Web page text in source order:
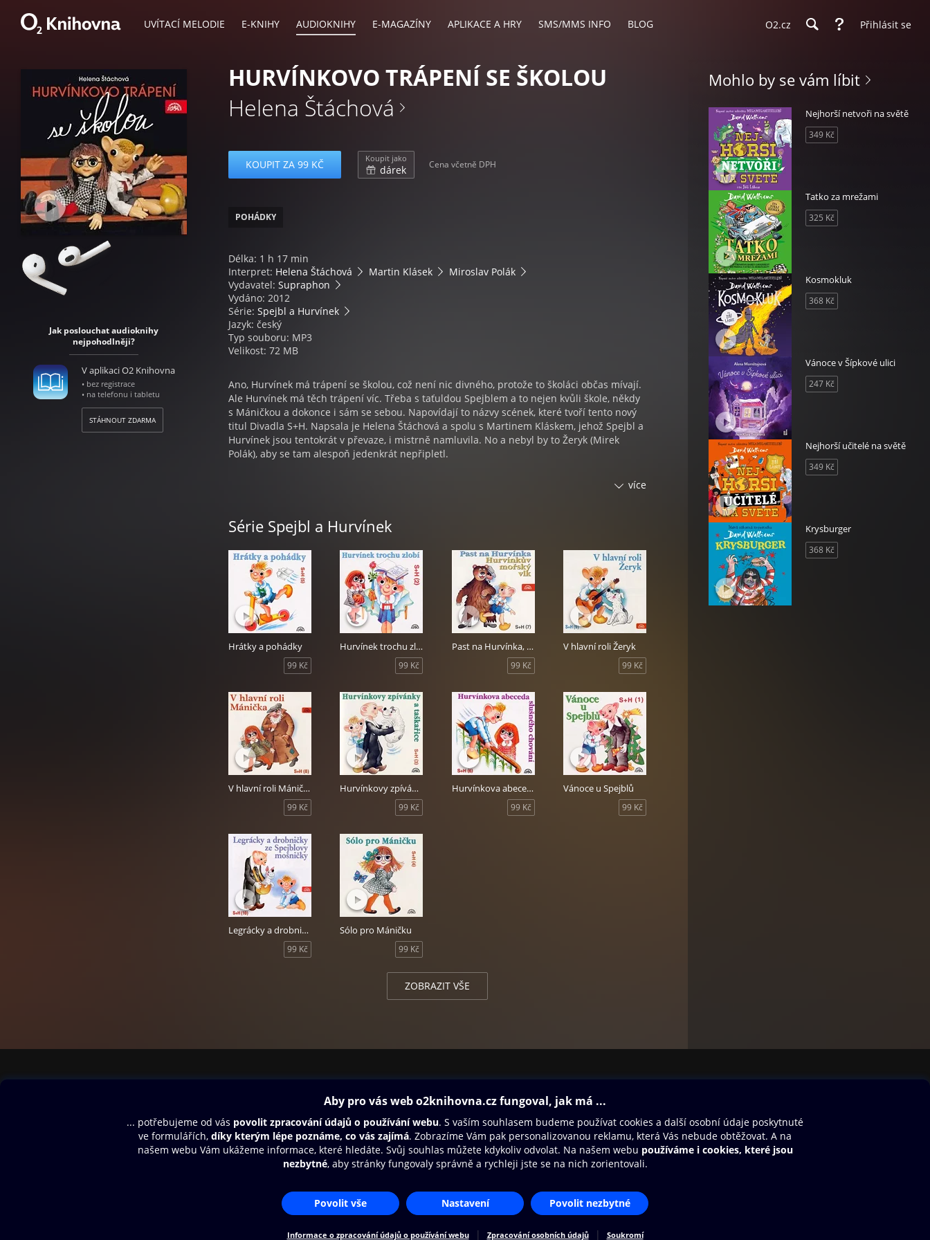
UVÍTACÍ MELODIE E-KNIHY AUDIOKNIHY E-MAGAZÍNY APLIKACE A HRY SMS/MMS INFO BLOG O2.cz Přihlásit se
Jak poslouchat audioknihy
nejpohodlněji?
V aplikaci O2 Knihovna
• bez registrace
• na telefonu i tabletu
STÁHNOUT ZDARMA
HURVÍNKOVO TRÁPENÍ SE ŠKOLOU
Helena Štáchová
KOUPIT ZA 99 KČ Koupit jako
dárek Cena včetně DPH
POHÁDKY
Délka: 1 h 17 min
Interpret: Helena Štáchová Martin Klásek
Miroslav Polák
Vydavatel: Supraphon
Vydáno: 2012
Série: Spejbl a Hurvínek
Jazyk: český
Typ souboru: MP3
Velikost: 72 MB
Ano, Hurvínek má trápení se školou, což není nic divného, protože to školáci občas mívají.
Ale Hurvínek má těch trápení víc. Třeba s taťuldou Spejblem a to nejen kvůli škole, někdy
s Máničkou a dokonce i sám se sebou. Napovídají to názvy scének, které tvoří tento nový
titul Divadla S+H. Napsala je Helena Štáchová a spolu s Martinem Kláskem, jehož Spejbl a
Hurvínek jsou tentokrát v převaze, i mistrně namluvila. No a nebyl by to Žeryk (Mirek
Polák), aby se tam alespoň jedenkrát nepřipletl.
3. Hamáček a Mánička se milují,
4. Spejblova omluva
5. O škole
6. Za všechno můžou myši
7. Něco na zub
8. Výměna názorů
9. Hurvínkova politika
10. Večerníček
11. Třikrát dva je šest
12. Ukolébavka
Hurvínkovo trápení se školou - audiokniha obsahuje další humorné scénky s jedním ne
zrovna vzorným školákem v hlavní roli, které jsou i pro předškoláky a poškoláky! Autorkou
je Helena Štáchová, hrají Martin Klásek, Helena Štáchová a Miroslav Polák.
více
Série Spejbl a Hurvínek
Hrátky a pohádky
99 Kč
Hurvínek trochu zlobí
99 Kč
Past na Hurvínka, Hurvínkův mořský vlk
99 Kč
V hlavní roli Žeryk
99 Kč
V hlavní roli Mánička
99 Kč
Hurvínkovy zpívánky a taškařice
99 Kč
Hurvínkova abeceda slušného chování
99 Kč
Vánoce u Spejblů
99 Kč
Legrácky a drobničky ze Spejblovy mošničky
99 Kč
Sólo pro Máničku
99 Kč
ZOBRAZIT VŠE
Mohlo by se vám líbit
Nejhorší netvoři na světě
349 Kč
Tatko za mrežami
325 Kč
Kosmokluk
368 Kč
Vánoce v Šípkové ulici
247 Kč
Nejhorší učitelé na světě
349 Kč
Krysburger
368 Kč
Aplikace a hry
SMS/MMS Info
Blog
Dárkový poukaz
Nápověda
Napište nám
Oneplay Originály
Sport
Nákupní řád Přístupnost Zásady zpracování osobních údajů Cookies Nastavení cookies